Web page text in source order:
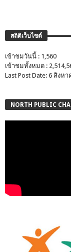
สถิติเว็บไซต์
เข้าชมวันนี้ : 1,560
เข้าชมทั้งหมด :
Last Post Date: 6 สิงห
NORTH PUBLIC